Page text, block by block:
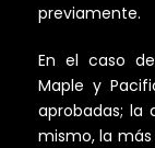
previamente.
En el caso
Maple y
aprobadas; la
mismo, la más